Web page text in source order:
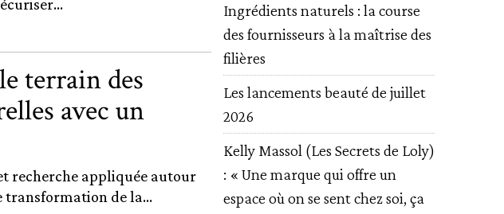
terrain des
avec un
recherche appliquée autour
transformation de la...
Ingrédients naturels : la course
des fournisseurs à la maîtrise des
filières
Les lancements beauté de juillet
2026
Kelly Massol (Les Secrets de Loly)
: « Une marque qui offre un
espace où on se sent chez soi, ça